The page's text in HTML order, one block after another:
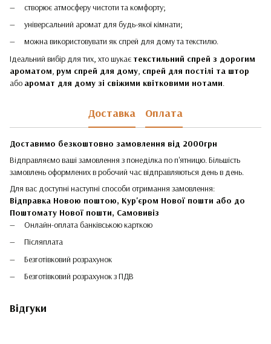
створює атмосферу чистоти та комфорту;
універсальний аромат для будь-якої кімнати;
можна використовувати як спрей для дому та текстилю.
Ідеальний вибір для тих, хто шукає текстильний спрей з дорогим
ароматом, рум спрей для дому, спрей для постілі та штор
або аромат для дому зі свіжими квітковими нотами.
Доставка Оплата
Доставимо безкоштовно замовлення від 2000грн
Відправляємо ваші замовлення з понеділка по п'ятницю. Більшість
замовлень оформлених в робочий час відправляються день в день.
Для вас доступні наступні способи отримання замовлення:
Відправка Новою поштою, Кур'єром Нової пошти або до
Поштомату Нової пошти, Самовивіз
Онлайн-оплата банківською карткою
Післяплата
Безготівковий розрахунок
Безготівковий розрахунок з ПДВ
Відгуки